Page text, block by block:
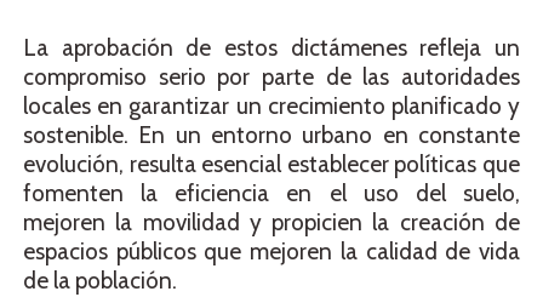
La aprobación de estos dictámenes refleja un
compromiso serio por parte de las autoridades
locales en garantizar un crecimiento planificado y
sostenible. En un entorno urbano en constante
evolución, resulta esencial establecer políticas que
fomenten la eficiencia en el uso del suelo,
mejoren la movilidad y propicien la creación de
espacios públicos que mejoren la calidad de vida
de la población.